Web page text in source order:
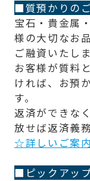
■質預かりの
宝石・貴金属
様の大切なお
ご融資いたしま
お客様が質料
ければ、お預
す。
返済ができな
放せば返済義
☆詳しいご案
■ピックアッ